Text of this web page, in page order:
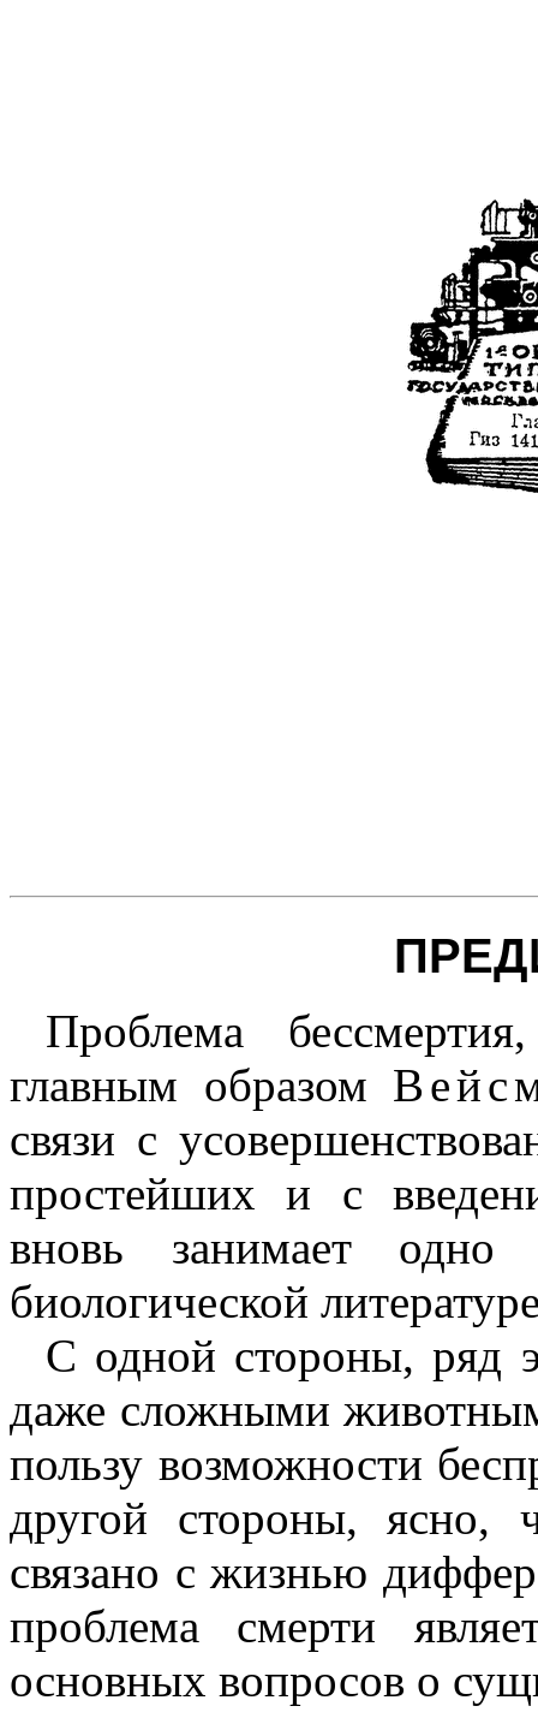
Проблема
главным образом
связи с
простейших и с
вновь занимает
биологической
С одной стороны, ряд
даже сложными
пользу возможности
другой стороны, ясно,
связано с жизнью
проблема смерти
основных вопросов о